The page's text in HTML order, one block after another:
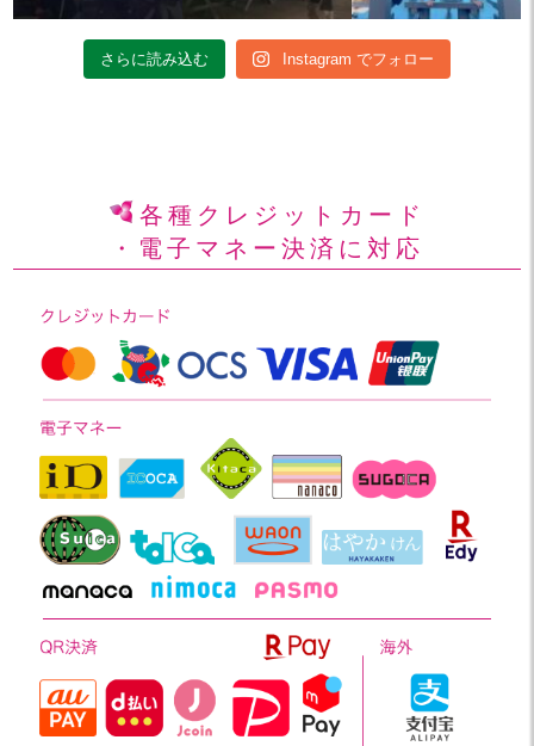
さらに読み込む Instagram でフォロー
各種クレジットカード
・電子マネー決済に対応